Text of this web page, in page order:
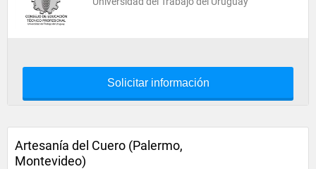
Solicitar información
Artesanía del Cuero (Palermo,
Montevideo)